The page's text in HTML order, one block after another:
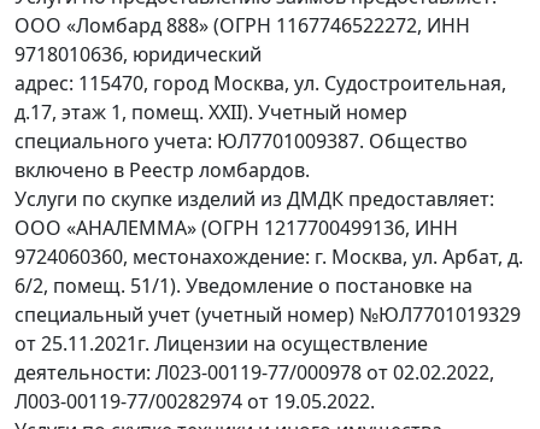
ООО «Ломбард 888» (ОГРН 1167746522272, ИНН
9718010636, юридический
адрес: 115470, город Москва, ул. Судостроительная,
д.17, этаж 1, помещ. XXII). Учетный номер
специального учета: ЮЛ7701009387. Общество
включено в Реестр ломбардов.
Услуги по скупке изделий из ДМДК предоставляет:
ООО «АНАЛЕММА» (ОГРН 1217700499136, ИНН
9724060360, местонахождение: г. Москва, ул. Арбат, д.
6/2, помещ. 51/1). Уведомление о постановке на
специальный учет (учетный номер) №ЮЛ7701019329
от 25.11.2021г. Лицензии на осуществление
деятельности: Л023-00119-77/000978 от 02.02.2022,
Л003-00119-77/00282974 от 19.05.2022.